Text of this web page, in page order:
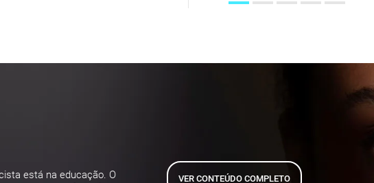
está na educação. O
VER CONTEÚDO COMPLETO